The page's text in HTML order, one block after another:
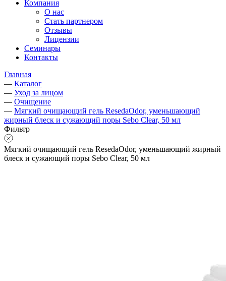
Компания
О нас
Стать партнером
Отзывы
Лицензии
Семинары
Контакты
Главная
— Каталог
— Уход за лицом
— Очищение
— Мягкий очищающий гель ResedaOdor, уменьшающий
жирный блеск и сужающий поры Sebo Clear, 50 мл
Фильтр
Мягкий очищающий гель ResedaOdor, уменьшающий жирный
блеск и сужающий поры Sebo Clear, 50 мл